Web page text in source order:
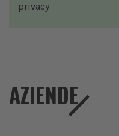
privacy
AZIENDE